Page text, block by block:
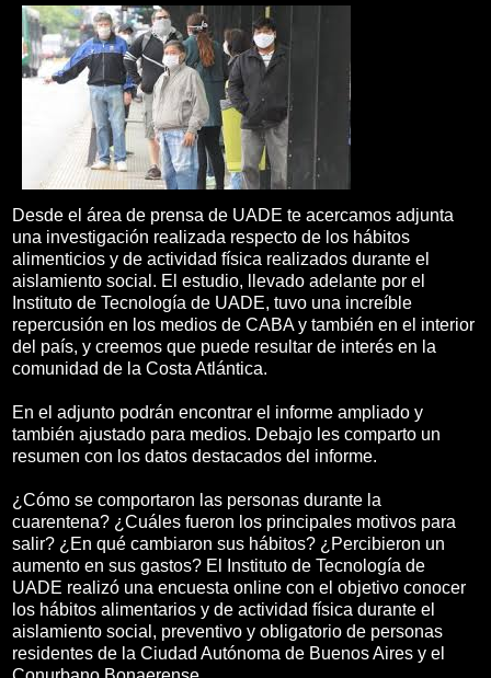
Desde el área de prensa de UADE te acercamos adjunta
una investigación realizada respecto de los hábitos
alimenticios y de actividad física realizados durante el
aislamiento social. El estudio, llevado adelante por el
Instituto de Tecnología de UADE, tuvo una increíble
repercusión en los medios de CABA y también en el interior
del país, y creemos que puede resultar de interés en la
comunidad de la Costa Atlántica.
En el adjunto podrán encontrar el informe ampliado y
también ajustado para medios. Debajo les comparto un
resumen con los datos destacados del informe.
¿Cómo se comportaron las personas durante la
cuarentena? ¿Cuáles fueron los principales motivos para
salir? ¿En qué cambiaron sus hábitos? ¿Percibieron un
aumento en sus gastos? El Instituto de Tecnología de
UADE realizó una encuesta online con el objetivo conocer
los hábitos alimentarios y de actividad física durante el
aislamiento social, preventivo y obligatorio de personas
residentes de la Ciudad Autónoma de Buenos Aires y el